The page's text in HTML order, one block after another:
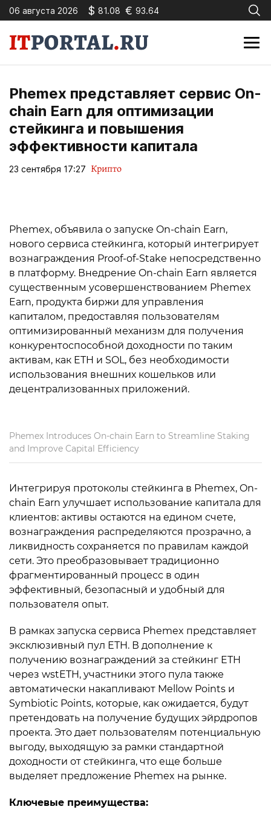
06 августа 2026 $ 81.08 € 93.64
Phemex представляет сервис On-
chain Earn для оптимизации
стейкинга и повышения
эффективности капитала
23 сентября 17:27 Крипто
Phemex, объявила о запуске On-chain Earn,
нового сервиса стейкинга, который интегрирует
вознаграждения Proof-of-Stake непосредственно
в платформу. Внедрение On-chain Earn является
существенным усовершенствованием Phemex
Earn, продукта биржи для управления
капиталом, предоставляя пользователям
оптимизированный механизм для получения
конкурентоспособной доходности по таким
активам, как ETH и SOL, без необходимости
использования внешних кошельков или
децентрализованных приложений.
Phemex Introduces On-chain Earn to Streamline Staking
and Improve Capital Efficiency
Интегрируя протоколы стейкинга в Phemex, On-
chain Earn улучшает использование капитала для
клиентов: активы остаются на едином счете,
вознаграждения распределяются прозрачно, а
ликвидность сохраняется по правилам каждой
сети. Это преобразовывает традиционно
фрагментированный процесс в один
эффективный, безопасный и удобный для
пользователя опыт.
В рамках запуска сервиса Phemex представляет
эксклюзивный пул ETH. В дополнение к
получению вознаграждений за стейкинг ETH
через wstETH, участники этого пула также
автоматически накапливают Mellow Points и
Symbiotic Points, которые, как ожидается, будут
претендовать на получение будущих эйрдропов
проекта. Это дает пользователям потенциальную
выгоду, выходящую за рамки стандартной
доходности от стейкинга, что еще больше
выделяет предложение Phemex на рынке.
Ключевые преимущества: